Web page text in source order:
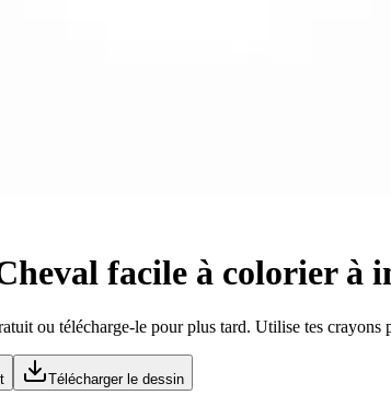
facile à colorier à
ou télécharge-le pour plus tard. Utilise tes crayons
Télécharger le dessin